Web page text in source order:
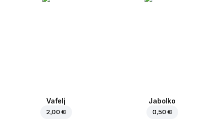
Vafelj
2,00 €
Jabolko
0,50 €